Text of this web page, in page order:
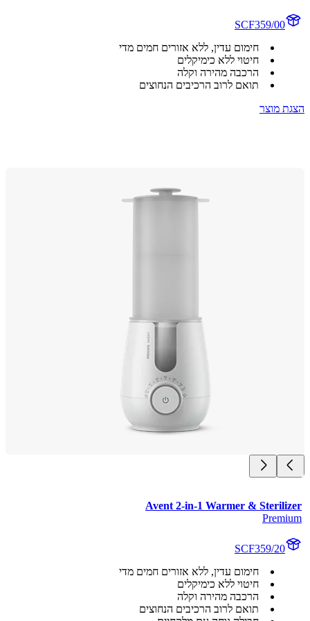
SCF359/00
חימום עדין, ללא אזורים חמים מדי
חיטוי ללא כימיקלים
הרכבה מהירה וקלה
תואם לרוב הרכיבים הנחוצים
מוצר
Avent 2-in-1 Warmer &
SCF359/20
חימום עדין, ללא אזורים חמים מדי
חיטוי ללא כימיקלים
הרכבה מהירה וקלה
תואם לרוב הרכיבים הנחוצים